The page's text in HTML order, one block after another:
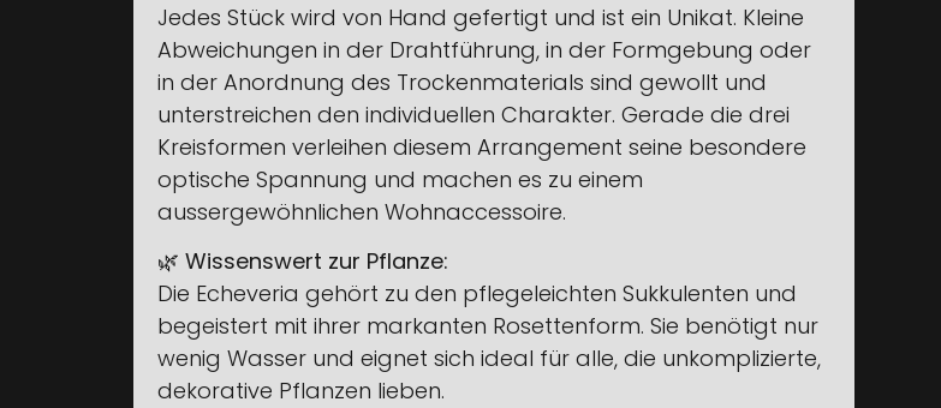
Jedes Stück wird von Hand gefertigt und ist ein Unikat. Kleine
Abweichungen in der Drahtführung, in der Formgebung oder
in der Anordnung des Trockenmaterials sind gewollt und
unterstreichen den individuellen Charakter. Gerade die drei
Kreisformen verleihen diesem Arrangement seine besondere
optische Spannung und machen es zu einem
aussergewöhnlichen Wohnaccessoire.
🌿 Wissenswert zur Pflanze:
Die Echeveria gehört zu den pflegeleichten Sukkulenten und
begeistert mit ihrer markanten Rosettenform. Sie benötigt nur
wenig Wasser und eignet sich ideal für alle, die unkomplizierte,
dekorative Pflanzen lieben.